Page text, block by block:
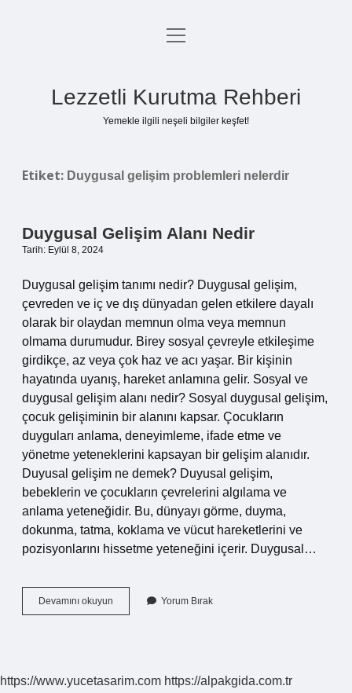
Anasayfa
menüyü
Lezzetli Kurutma Rehberi
Yemekle ilgili neşeli bilgiler keşfet!
Etiket: Duygusal gelişim problemleri nelerdir
Duygusal Gelişim Alanı Nedir
Tarih: Eylül 8, 2024
Duygusal gelişim tanımı nedir? Duygusal gelişim,
çevreden ve iç ve dış dünyadan gelen etkilere dayalı
olarak bir olaydan memnun olma veya memnun
olmama durumudur. Birey sosyal çevreyle etkileşime
girdikçe, az veya çok haz ve acı yaşar. Bir kişinin
hayatında uyanış, hareket anlamına gelir. Sosyal ve
duygusal gelişim alanı nedir? Sosyal duygusal gelişim,
çocuk gelişiminin bir alanını kapsar. Çocukların
duyguları anlama, deneyimleme, ifade etme ve
yönetme yeteneklerini kapsayan bir gelişim alanıdır.
Duyusal gelişim ne demek? Duyusal gelişim,
bebeklerin ve çocukların çevrelerini algılama ve
anlama yeteneğidir. Bu, dünyayı görme, duyma,
dokunma, tatma, koklama ve vücut hareketlerini ve
pozisyonlarını hissetme yeteneğini içerir. Duygusal…
Devamını okuyun Duygusal
Gelişim
Yorum Bırak
https://www.yucetasarim.com https://alpakgida.com.tr